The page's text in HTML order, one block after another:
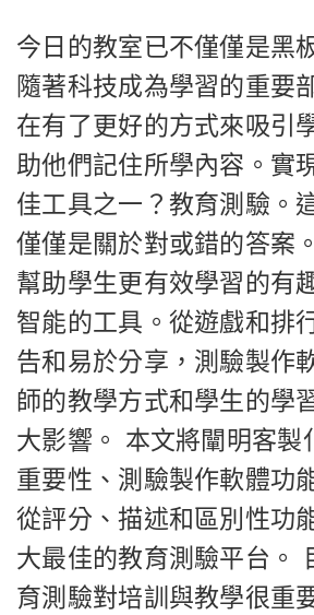
今日的教室已不僅僅是黑
隨著科技成為學習的重要
在有了更好的方式來吸引
助他們記住所學內容。實
佳工具之一？教育測驗。
僅僅是關於對或錯的答案
幫助學生更有效學習的有
智能的工具。從遊戲和排
告和易於分享，測驗製作
師的教學方式和學生的學
大影響。 本文將闡明客製
重要性、測驗製作軟體功
從評分、描述和區別性功
大最佳的教育測驗平台。
育測驗對培訓與教學很重